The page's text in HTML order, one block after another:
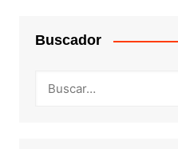
Buscador